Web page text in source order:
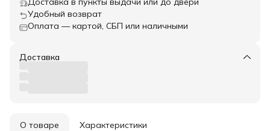
Удобный возврат
Оплата — картой, СБП или наличными
Доставка
О товаре Характеристики